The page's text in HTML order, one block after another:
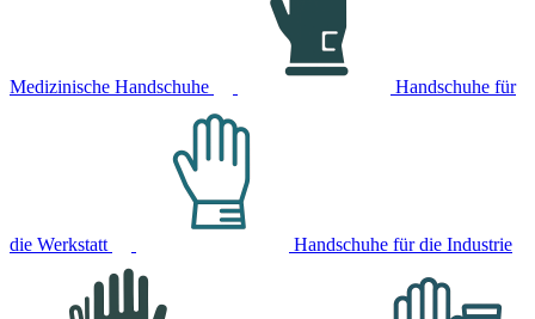
Medizinische Handschuhe Handschuhe für
die Werkstatt Handschuhe für die Industrie